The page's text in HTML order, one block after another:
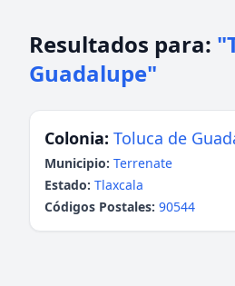
Resultados para:
Guadalupe"
Colonia: Toluca de
Municipio: Terrenate
Estado: Tlaxcala
Códigos Postales: 90544